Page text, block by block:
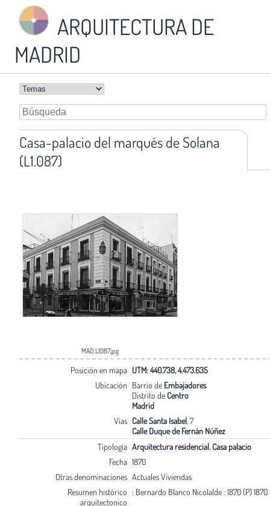
ARQUITECTURA DE
MADRID
Casa-palacio del marqués de Solana
(L1.087)
MAD.L1087.jpg
Posición en mapa UTM: 440.738, 4.473.635
Ubicación Barrio de Embajadores
Distrito de Centro
Madrid
Vías Calle Santa Isabel, 7
Calle Duque de Fernán Núñez
Tipología Arquitectura residencial. Casa palacio
Fecha 1870
Otras denominaciones Actuales Viviendas
Resumen histórico
arquitectonico
: Bernardo Blanco Nicolalde : 1870 (P) 1870